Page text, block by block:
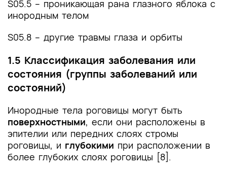
S05.5 – проникающая рана глазного яблока с
инородным телом
S05.8 – другие травмы глаза и орбиты
1.5 Классификация заболевания или
состояния (группы заболеваний или
состояний)
Инородные тела роговицы могут быть
поверхностными, если они расположены в
эпителии или передних слоях стромы
роговицы, и глубокими при расположении в
более глубоких слоях роговицы [8].